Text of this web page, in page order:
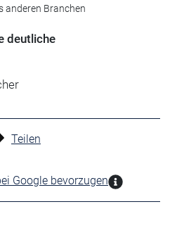
anderen Branchen
deutliche
Teilen
Google bevorzugen